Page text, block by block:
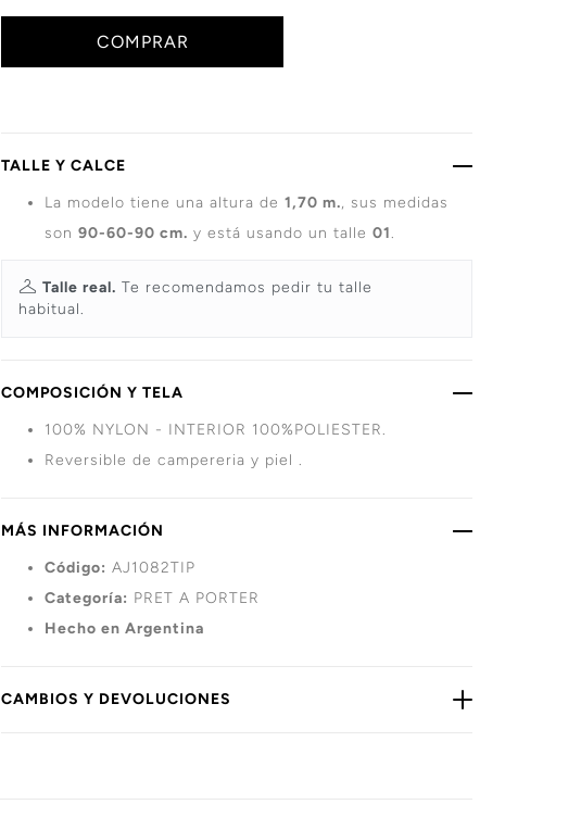
COMPRAR
TALLE Y CALCE
La modelo tiene una altura de 1,70 m., sus medidas
son 90-60-90 cm. y está usando un talle 01.
Talle real. Te recomendamos pedir tu talle
habitual.
COMPOSICIÓN Y TELA
100% NYLON - INTERIOR 100%POLIESTER.
Reversible de campereria y piel .
MÁS INFORMACIÓN
Código: AJ1082TIP
Categoría: PRET A PORTER
Hecho en Argentina
CAMBIOS Y DEVOLUCIONES